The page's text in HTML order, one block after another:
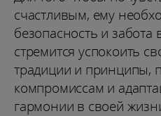
счастливым, ему
безопасность и
стремится успокоить
традиции и принципы,
компромиссам и
гармонии в своей